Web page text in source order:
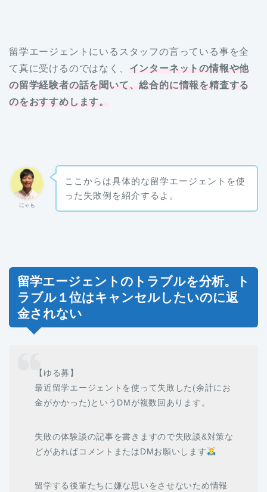
留学エージェントにいるスタッフの言っている事を全
て真に受けるのではなく、 インターネットの情報や他
の留学経験者の話を聞いて、総合的に情報を精査する
のをおすすめします。
にゃも
ここからは具体的な留学エージェントを使
った失敗例を紹介するよ。
留学エージェントのトラブルを分析。ト
ラブル１位はキャンセルしたいのに返
金されない
【ゆる募】
最近留学エージェントを使って失敗した(余計にお
金がかかった)というDMが複数回あります。
失敗の体験談の記事を書きますので失敗談&対策な
どがあればコメントまたはDMお願いします
留学する後輩たちに嫌な思いをさせないため情報